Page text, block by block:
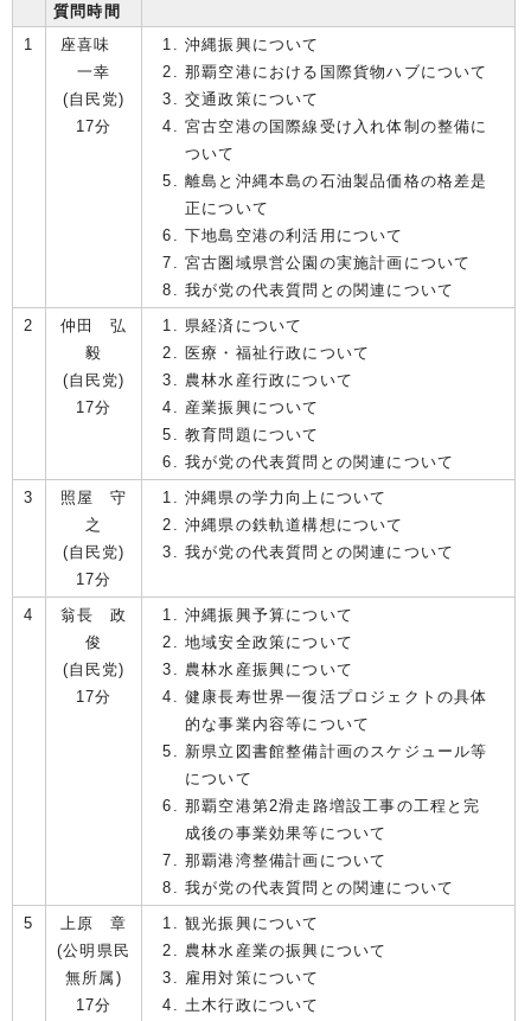
質問時間
1
座喜味
一幸
(自民党)
17分
沖縄振興について
那覇空港における国際貨物ハブについて
交通政策について
宮古空港の国際線受け入れ体制の整備に
ついて
離島と沖縄本島の石油製品価格の格差是
正について
下地島空港の利活用について
宮古圏域県営公園の実施計画について
我が党の代表質問との関連について
2
仲田 弘
毅
(自民党)
17分
県経済について
医療・福祉行政について
農林水産行政について
産業振興について
教育問題について
我が党の代表質問との関連について
3
照屋 守
之
(自民党)
17分
沖縄県の学力向上について
沖縄県の鉄軌道構想について
我が党の代表質問との関連について
4
翁長 政
俊
(自民党)
17分
沖縄振興予算について
地域安全政策について
農林水産振興について
健康長寿世界一復活プロジェクトの具体
的な事業内容等について
新県立図書館整備計画のスケジュール等
について
那覇空港第2滑走路増設工事の工程と完
成後の事業効果等について
那覇港湾整備計画について
我が党の代表質問との関連について
5
上原 章
(公明県民
無所属)
17分
観光振興について
農林水産業の振興について
雇用対策について
土木行政について